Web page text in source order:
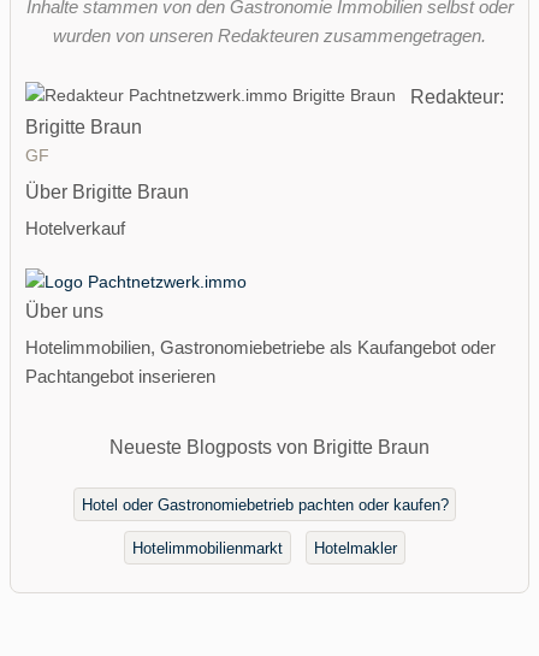
Inhalte stammen von den Gastronomie Immobilien selbst oder
wurden von unseren Redakteuren zusammengetragen.
Redakteur:
Brigitte Braun
GF
Über Brigitte Braun
Hotelverkauf
Über uns
Hotelimmobilien, Gastronomiebetriebe als Kaufangebot oder
Pachtangebot inserieren
Neueste Blogposts von Brigitte Braun
Hotel oder Gastronomiebetrieb pachten oder kaufen?
Hotelimmobilienmarkt Hotelmakler